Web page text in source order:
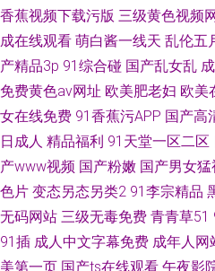
香蕉视频下载污版 三级黄色视频
成在线观看 萌白酱一线天 乱伦五
产精品3p 91综合碰 国产乱女乱
免费黄色av网址 欧美肥老妇 欧美
女在线免费 91香蕉污APP 国产高
日成人 精品福利 91天堂一区二区
产www视频 国产粉嫩 国产男女猛
色片 变态另态另类2 91李宗精品
无码网站 三级无毒免费 青青草51
91插 成人中文字幕免费 成年人网
美第一页 国产ts在线观看 午夜影